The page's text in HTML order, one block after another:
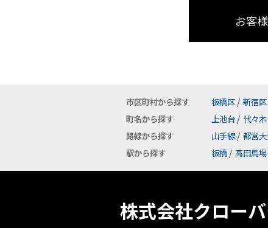
お客
市区町村から探す 板橋区 / 新宿区
町名から探す
上池台 / 代々木
路線から探す
山手線 / 都営
駅から探す
板橋 / 高田馬場
株式会社クロー